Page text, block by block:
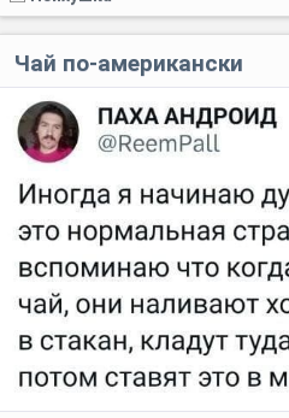
Чай по-американски